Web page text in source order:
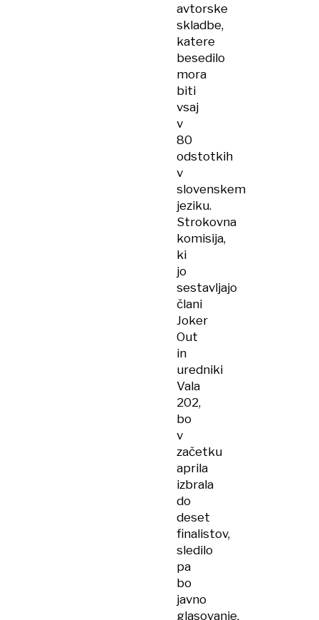
avtorske
skladbe,
katere
besedilo
mora
biti
vsaj
v
80
odstotkih
v
slovenskem
jeziku.
Strokovna
komisija,
ki
jo
sestavljajo
člani
Joker
Out
in
uredniki
Vala
202,
bo
v
začetku
aprila
izbrala
do
deset
finalistov,
sledilo
pa
bo
javno
glasovanje.